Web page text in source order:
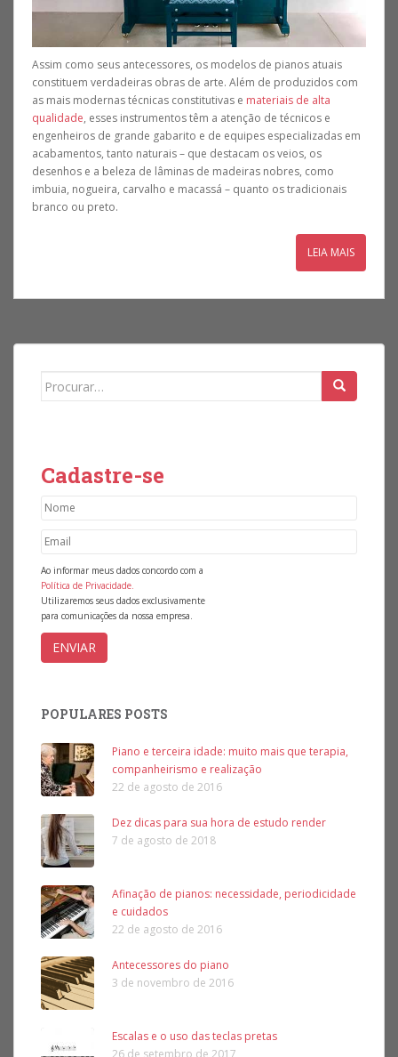
Assim como seus antecessores, os modelos de pianos atuais
constituem verdadeiras obras de arte. Além de produzidos com
as mais modernas técnicas constitutivas e materiais de alta
qualidade, esses instrumentos têm a atenção de técnicos e
engenheiros de grande gabarito e de equipes especializadas em
acabamentos, tanto naturais – que destacam os veios, os
desenhos e a beleza de lâminas de madeiras nobres, como
imbuia, nogueira, carvalho e macassá – quanto os tradicionais
branco ou preto.
LEIA MAIS
Search for:
Cadastre-se
Ao informar meus dados concordo com a
Política de Privacidade.
Utilizaremos seus dados exclusivamente
para comunicações da nossa empresa.
POPULARES POSTS
Piano e terceira idade: muito mais que terapia,
companheirismo e realização
22 de agosto de 2016
Dez dicas para sua hora de estudo render
7 de agosto de 2018
Afinação de pianos: necessidade, periodicidade
e cuidados
22 de agosto de 2016
Antecessores do piano
3 de novembro de 2016
Escalas e o uso das teclas pretas